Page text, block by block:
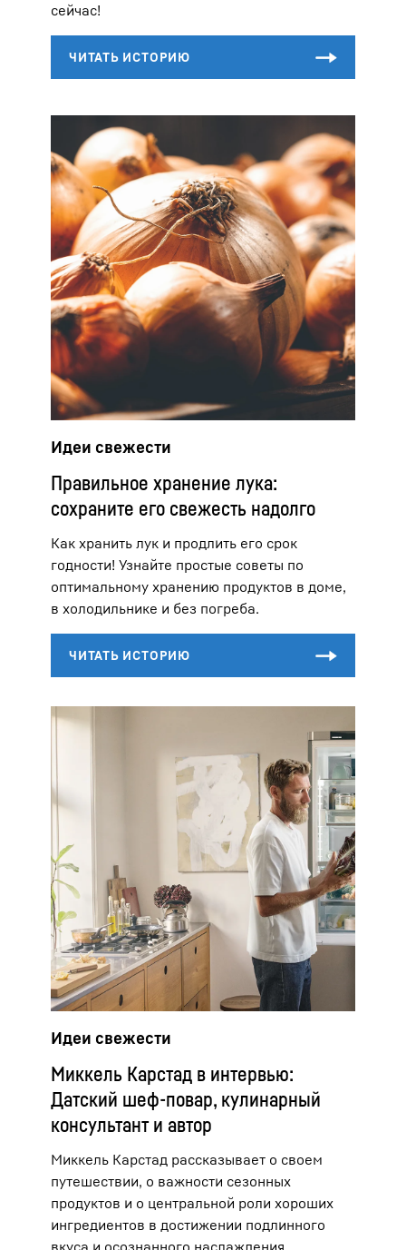
сейчас!
Идеи свежести
Правильное хранение лука:
сохраните его свежесть надолго
Как хранить лук и продлить его срок
годности! Узнайте простые советы по
оптимальному хранению продуктов в доме,
в холодильнике и без погреба.
Идеи свежести
Миккель Карстад в интервью:
Датский шеф-повар, кулинарный
консультант и автор
Миккель Карстад рассказывает о своем
путешествии, о важности сезонных
продуктов и о центральной роли хороших
ингредиентов в достижении подлинного